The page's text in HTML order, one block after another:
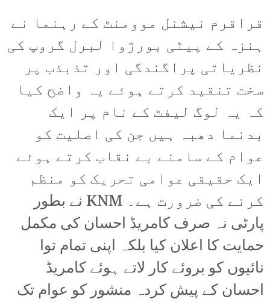
قراقرم نیشنل موومنٹ کے رہنما نے
ہنزہ کے پیٹی بورژوا لبرل گروپ کی
نظریاتی پراگندگی اور تذبذب پر
سخت تنقید کرتے ہوئے یہ واضح کیا
کہ یہ لوگ لیفٹ کے نام پر ایک
بدنما دھبہ ہیں جن کی اصلیت کو
عوام کے سامنے بے نقاب کرتے ہوئے
ایک حقیقی عوامی تحریک کو منظم
کرنے کی ضرورت ہے۔ KNM نے بطور
پارٹی نہ صرف کامریڈ احسان کی مکمل
حمایت کا اعلان کیا بلکہ اپنی تمام توا
نائیوں کو بروئے کار لاتے ہوئے کامریڈ
احسان کے پیش کردہ منشور کو عوام تک